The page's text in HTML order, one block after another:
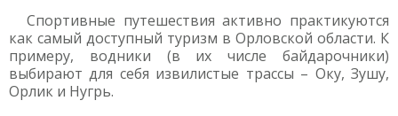
Спортивные путешествия активно практикуются
как самый доступный туризм в Орловской области. К
примеру, водники (в их числе байдарочники)
выбирают для себя извилистые трассы – Оку, Зушу,
Орлик и Нугрь.